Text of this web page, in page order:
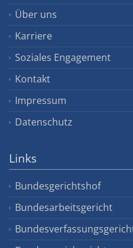
Über uns
Karriere
Soziales Engagement
Kontakt
Impressum
Datenschutz
Links
Bundesgerichtshof
Bundesarbeitsgericht